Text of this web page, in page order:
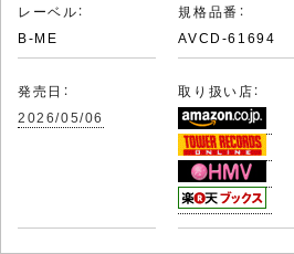
レーベル：
B-ME
規格品番：
AVCD-61694
発売日：
2026/05/06
取り扱い店：